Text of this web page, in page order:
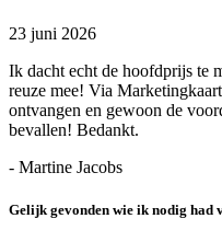
23 juni 2026
Ik dacht echt de hoofdprijs te
reuze mee! Via
ontvangen en gewoon de
bevallen! Bedankt.
- Martine Jacobs
Gelijk gevonden wie ik nodig